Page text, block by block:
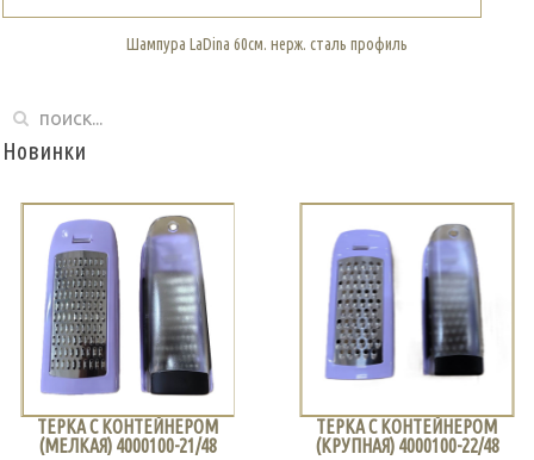
Шампура LaDina 60см. нерж. сталь профиль
Новинки
ТЕРКА С КОНТЕЙНЕРОМ
(МЕЛКАЯ) 4000100-21/48
ТЕРКА С КОНТЕЙНЕРОМ
(КРУПНАЯ) 4000100-22/48